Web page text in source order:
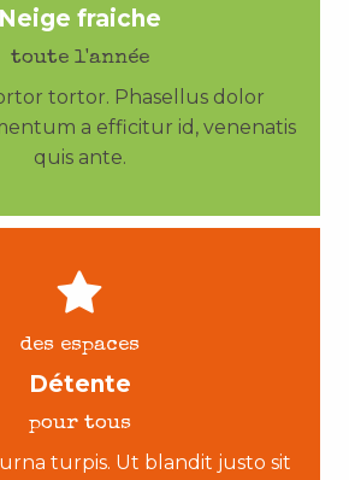
Neige fraiche
toute l'année
tortor. Phasellus dolor
a efficitur id, venenatis
quis ante.
des espaces
Détente
pour tous
turpis. Ut blandit justo sit